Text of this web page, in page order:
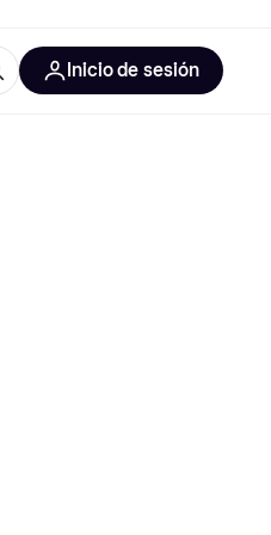
Inicio de sesión